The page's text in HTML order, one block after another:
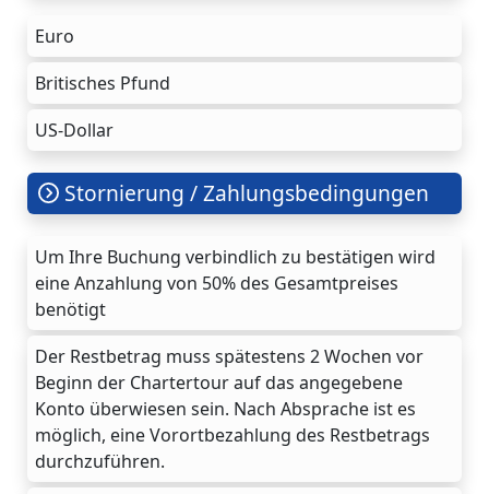
Euro
Britisches Pfund
US-Dollar
Stornierung / Zahlungsbedingungen
Um Ihre Buchung verbindlich zu bestätigen wird
eine Anzahlung von 50% des Gesamtpreises
benötigt
Der Restbetrag muss spätestens 2 Wochen vor
Beginn der Chartertour auf das angegebene
Konto überwiesen sein. Nach Absprache ist es
möglich, eine Vorortbezahlung des Restbetrags
durchzuführen.